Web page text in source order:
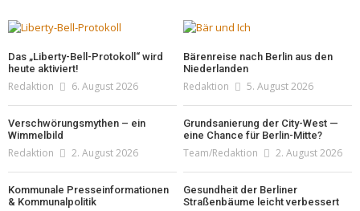
Das „Liberty-Bell-Protokoll“ wird
heute aktiviert!
Redaktion 6. August 2026
Bärenreise nach Berlin aus den
Niederlanden
Redaktion 5. August 2026
Verschwörungsmythen – ein
Wimmelbild
Redaktion 2. August 2026
Grundsanierung der City-West —
eine Chance für Berlin-Mitte?
Team/Redaktion 2. August 2026
Kommunale Presseinformationen
& Kommunalpolitik
Gesundheit der Berliner
Straßenbäume leicht verbessert